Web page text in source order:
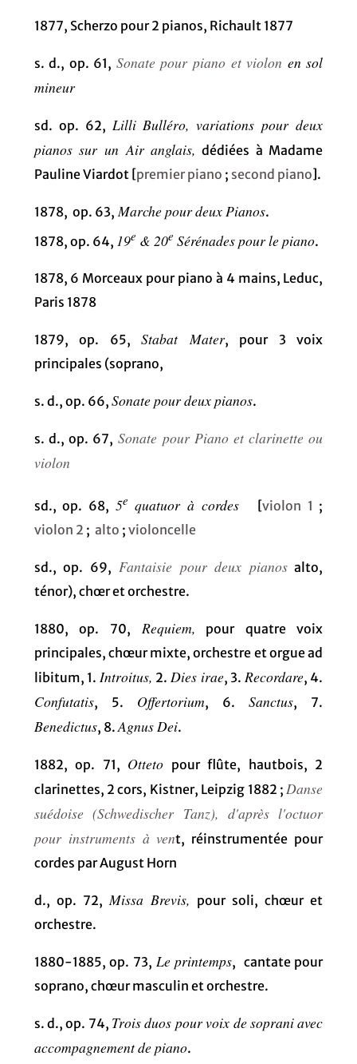
1877, Scherzo pour 2 pianos, Richault 1877
s. d., op. 61, Sonate pour piano et violon en sol
mineur
sd. op. 62, Lilli Bulléro, variations pour deux
pianos sur un Air anglais, dédiées à Madame
Pauline Viardot [premier piano ; second piano].
1878, op. 63, Marche pour deux Pianos.
1878, op. 64, 19e & 20e Sérénades pour le piano.
1878, 6 Morceaux pour piano à 4 mains, Leduc,
Paris 1878
1879, op. 65,Stabat Mater, pour 3 voix
principales (soprano,
s. d., op. 66, Sonate pour deux pianos.
s. d., op. 67, Sonate pour Piano et clarinette ou
violon
sd., op. 68, 5e quatuor à cordes[violon 1 ;
violon 2 ; alto ; violoncelle
sd., op. 69, Fantaisie pour deux pianosalto,
ténor), chœr et orchestre.
1880, op. 70, Requiem, pour quatre voix
principales, chœur mixte, orchestre et orgue ad
libitum, 1. Introitus, 2. Dies irae, 3. Recordare, 4.
Confutatis, 5. Offertorium, 6.Sanctus, 7.
Benedictus, 8. Agnus Dei.
1882, op. 71, Otteto pour flûte, hautbois, 2
clarinettes, 2 cors, Kistner, Leipzig 1882 ; Danse
suédoise (Schwedischer Tanz), d'après l'octuor
pour instruments à vent, réinstrumentée pour
cordes par August Horn
d., op. 72, Missa Brevis, pour soli, chœur et
orchestre.
1880-1885, op. 73, Le printemps, cantate pour
soprano, chœur masculin et orchestre.
s. d., op. 74, Trois duos pour voix de soprani avec
accompagnement de piano.